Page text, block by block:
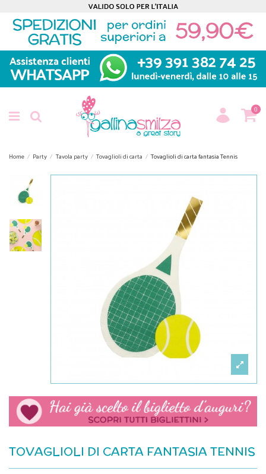
0
Home Party Tavola party Tovaglioli di carta Tovaglioli di carta fantasia Tennis
TOVAGLIOLI DI CARTA FANTASIA TENNIS